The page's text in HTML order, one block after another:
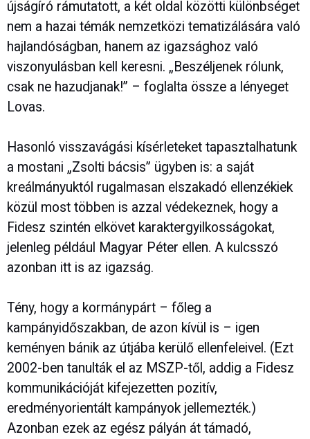
újságíró rámutatott, a két oldal közötti különbséget
nem a hazai témák nemzetközi tematizálására való
hajlandóságban, hanem az igazsághoz való
viszonyulásban kell keresni. „Beszéljenek rólunk,
csak ne hazudjanak!” – foglalta össze a lényeget
Lovas.
Hasonló visszavágási kísérleteket tapasztalhatunk
a mostani „Zsolti bácsis” ügyben is: a saját
kreálmányuktól rugalmasan elszakadó ellenzékiek
közül most többen is azzal védekeznek, hogy a
Fidesz szintén elkövet karaktergyilkosságokat,
jelenleg például Magyar Péter ellen. A kulcsszó
azonban itt is az igazság.
Tény, hogy a kormánypárt – főleg a
kampányidőszakban, de azon kívül is – igen
keményen bánik az útjába kerülő ellenfeleivel. (Ezt
2002-ben tanulták el az MSZP-től, addig a Fidesz
kommunikációját kifejezetten pozitív,
eredményorientált kampányok jellemezték.)
Azonban ezek az egész pályán át támadó,